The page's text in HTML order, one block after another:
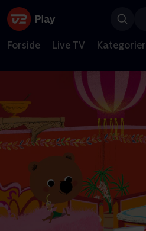
Forside Live TV Kategorier